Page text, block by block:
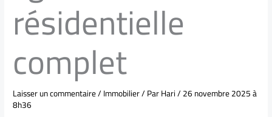
résidentielle
complet
Laisser un commentaire/Immobilier/ ParHari/26 novembre 2025 à
8h36